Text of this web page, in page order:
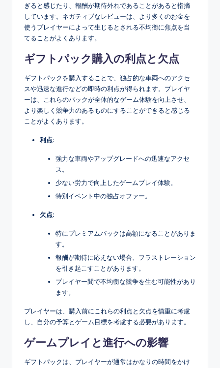
ぎると感じたり、報酬が期待外れであることがあると指摘
しています。ネガティブなレビューは、より多くのお金を
使うプレイヤーによって生じるとされる不均衡に焦点を当
てることがよくあります。
ギフトパック購入の利点と欠点
ギフトパックを購入することで、独占的な車両へのアクセ
スや迅速な進行などの即時の利点が得られます。プレイヤ
ーは、これらのパックが全体的なゲーム体験を向上させ、
より楽しく競争力のあるものにすることができると感じる
ことがよくあります。
利点:
強力な車両やアップグレードへの迅速なアクセ
ス。
少ない労力で向上したゲームプレイ体験。
特別イベント中の独占オファー。
欠点:
特にプレミアムパックは高額になることがありま
す。
報酬が期待に応えない場合、フラストレーション
を引き起こすことがあります。
プレイヤー間で不均衡な競争を生む可能性があり
ます。
プレイヤーは、購入前にこれらの利点と欠点を慎重に考慮
し、自分の予算とゲーム目標を考慮する必要があります。
ゲームプレイと進行への影響
ギフトパックは、プレイヤーが通常はかなりの時間をかけ